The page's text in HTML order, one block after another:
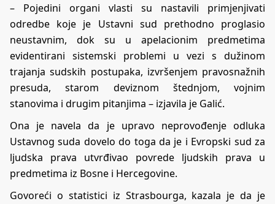
– Pojedini organi vlasti su nastavili primjenjivati
odredbe koje je Ustavni sud prethodno proglasio
neustavnim, dok su u apelacionim predmetima
evidentirani sistemski problemi u vezi s dužinom
trajanja sudskih postupaka, izvršenjem pravosnažnih
presuda, starom deviznom štednjom, vojnim
stanovima i drugim pitanjima – izjavila je Galić.
Ona je navela da je upravo neprovođenje odluka
Ustavnog suda dovelo do toga da je i Evropski sud za
ljudska prava utvrđivao povrede ljudskih prava u
predmetima iz Bosne i Hercegovine.
Govoreći o statistici iz Strasbourga, kazala je da je